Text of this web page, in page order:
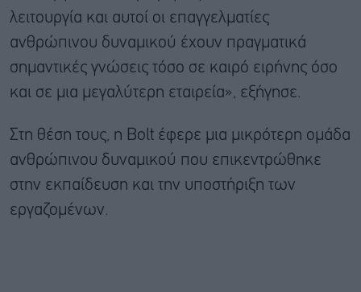
λειτουργία και αυτοί οι επαγγελματίες
ανθρώπινου δυναμικού έχουν πραγματικά
σημαντικές γνώσεις τόσο σε καιρό ειρήνης όσο
και σε μια μεγαλύτερη εταιρεία», εξήγησε.
Στη θέση τους, η Bolt έφερε μια μικρότερη ομάδα
ανθρώπινου δυναμικού που επικεντρώθηκε
στην εκπαίδευση και την υποστήριξη των
εργαζομένων.